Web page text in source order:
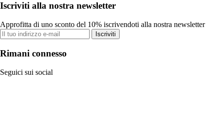
Iscriviti alla nostra newsletter
Approfitta di uno sconto del 10% iscrivendoti alla nostra newsletter
Iscriviti
Rimani connesso
Seguici sui social